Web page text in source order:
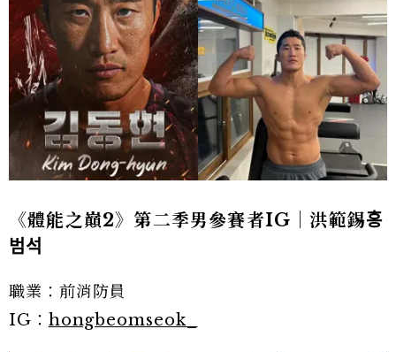
《體能之巔2》第二季男參賽者IG｜洪範錫홍
범석
職業：前消防員
IG： hongbeomseok_